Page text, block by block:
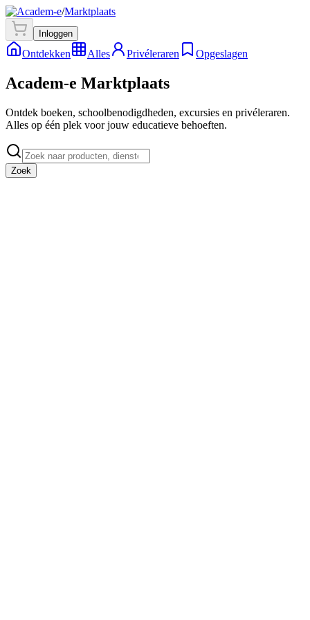
/Marktplaats
Inloggen
Ontdekken Alles Privéleraren Opgeslagen
Academ-e Marktplaats
Ontdek boeken, schoolbenodigdheden, excursies en privéleraren.
Alles op één plek voor jouw educatieve behoeften.
Zoek